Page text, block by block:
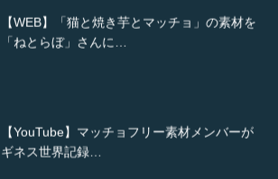
【WEB】「猫と焼き芋とマッチョ」の素材を
「ねとらぼ」さんに…
【YouTube】マッチョフリー素材メンバーが
ギネス世界記録…